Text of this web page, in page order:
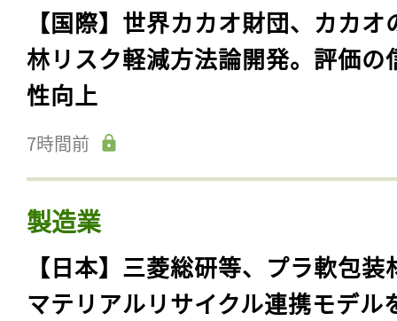
【国際】世界カカオ財団、カカオ
林リスク軽減方法論開発。評価の
性向上
7時間前
製造業
【日本】三菱総研等、プラ軟包装
マテリアルリサイクル連携モデル